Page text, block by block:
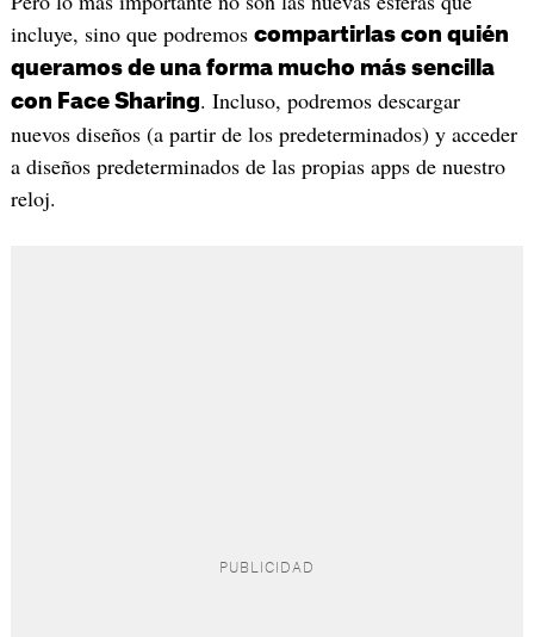
incluye, sino que podremos compartirlas con quién
queramos de una forma mucho más sencilla
con Face Sharing. Incluso, podremos descargar
nuevos diseños (a partir de los predeterminados) y acceder
a diseños predeterminados de las propias apps de nuestro
reloj.